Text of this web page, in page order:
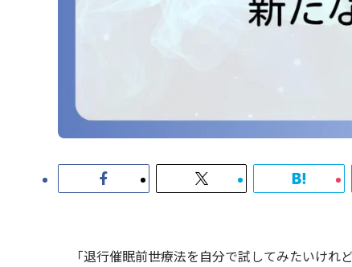
「退行催眠前世療法を自分で試してみたいけ